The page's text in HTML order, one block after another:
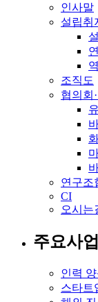
인사말
설립취
조직도
협의회
연구조
CI
오시는
주요사업
인력 양
스타트